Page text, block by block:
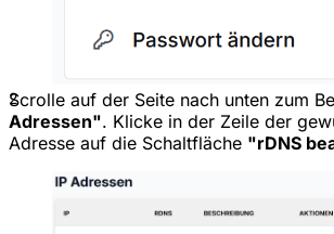
2
Scrolle auf der Seite nach unten zum
Adressen". Klicke in der Zeile der
Adresse auf die Schaltfläche "rDNS